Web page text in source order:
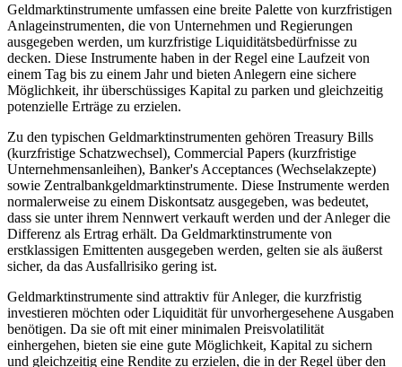
Geldmarktinstrumente umfassen eine breite Palette von kurzfristigen
Anlageinstrumenten, die von Unternehmen und Regierungen
ausgegeben werden, um kurzfristige Liquiditätsbedürfnisse zu
decken. Diese Instrumente haben in der Regel eine Laufzeit von
einem Tag bis zu einem Jahr und bieten Anlegern eine sichere
Möglichkeit, ihr überschüssiges Kapital zu parken und gleichzeitig
potenzielle Erträge zu erzielen.
Zu den typischen Geldmarktinstrumenten gehören Treasury Bills
(kurzfristige Schatzwechsel), Commercial Papers (kurzfristige
Unternehmensanleihen), Banker's Acceptances (Wechselakzepte)
sowie Zentralbankgeldmarktinstrumente. Diese Instrumente werden
normalerweise zu einem Diskontsatz ausgegeben, was bedeutet,
dass sie unter ihrem Nennwert verkauft werden und der Anleger die
Differenz als Ertrag erhält. Da Geldmarktinstrumente von
erstklassigen Emittenten ausgegeben werden, gelten sie als äußerst
sicher, da das Ausfallrisiko gering ist.
Geldmarktinstrumente sind attraktiv für Anleger, die kurzfristig
investieren möchten oder Liquidität für unvorhergesehene Ausgaben
benötigen. Da sie oft mit einer minimalen Preisvolatilität
einhergehen, bieten sie eine gute Möglichkeit, Kapital zu sichern
und gleichzeitig eine Rendite zu erzielen, die in der Regel über den